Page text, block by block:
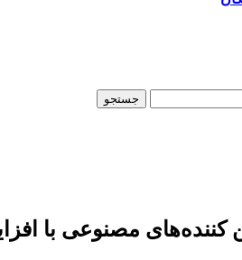
کننده‌های مصنوعی با